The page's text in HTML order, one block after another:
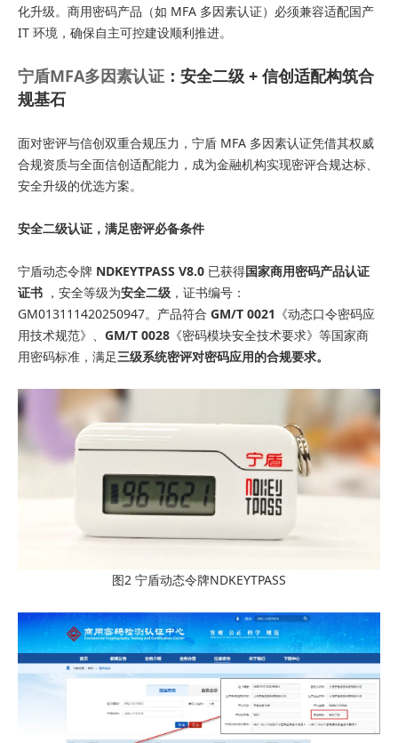
化升级。商用密码产品（如 MFA 多因素认证）必须兼容适配国产
IT 环境，确保自主可控建设顺利推进。
宁盾MFA多因素认证 ：安全二级 + 信创适配构筑合
规基石
面对密评与信创双重合规压力，宁盾 MFA 多因素认证凭借其权威
合规资质与全面信创适配能力，成为金融机构实现密评合规达标、
安全升级的优选方案。
安全二级认证，满足密评必备条件
宁盾动态令牌 NDKEYTPASS V8.0 已获得国家商用密码产品认证
证书 ，安全等级为安全二级 ，证书编号：
GM013111420250947。产品符合 GM/T 0021 《动态口令密码应
用技术规范》、 GM/T 0028 《密码模块安全技术要求》等国家商
用密码标准，满足三级系统密评对密码应用的合规要求。
图2 宁盾动态令牌NDKEYTPASS